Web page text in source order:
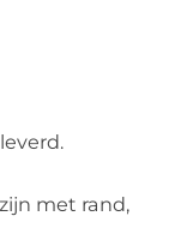
met rand,